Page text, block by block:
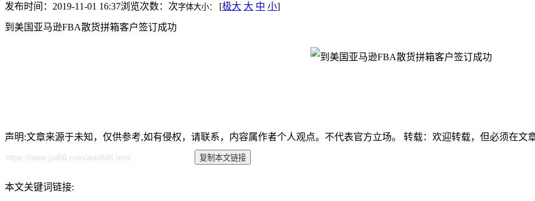
发布时间：2019-11-01 16:37浏览次数： 次字体大小： [极大 大 中 小]
到美国亚马逊FBA散货拼箱客户签订成功
声明:文章来源于未知，仅供参考,如有侵权，请联系，内容属作者个人观点。不代表官方立场。 转载：欢迎转载，但必须在文
本文关键词链接: